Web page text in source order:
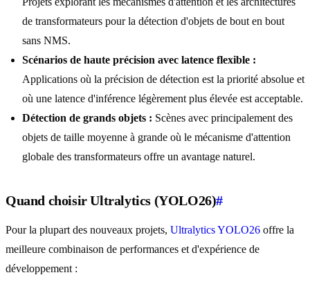
de transformateurs pour la détection d'objets de bout en bout
sans NMS.
Scénarios de haute précision avec latence flexible :
Applications où la précision de détection est la priorité absolue et
où une latence d'inférence légèrement plus élevée est acceptable.
Détection de grands objets : Scènes avec principalement des
objets de taille moyenne à grande où le mécanisme d'attention
globale des transformateurs offre un avantage naturel.
Quand choisir Ultralytics (YOLO26)#
Pour la plupart des nouveaux projets, Ultralytics YOLO26 offre la
meilleure combinaison de performances et d'expérience de
développement :